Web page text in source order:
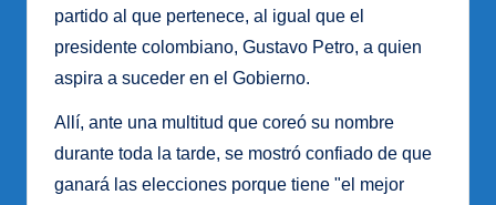
partido al que pertenece, al igual que el
presidente colombiano, Gustavo Petro, a quien
aspira a suceder en el Gobierno.
Allí, ante una multitud que coreó su nombre
durante toda la tarde, se mostró confiado de que
ganará las elecciones porque tiene "el mejor